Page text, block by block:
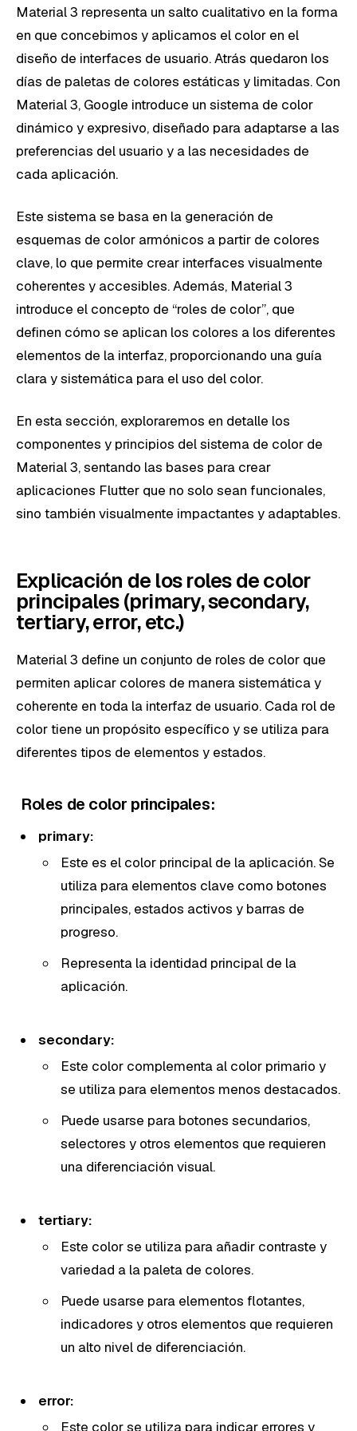
Material 3 representa un salto cualitativo en la forma
en que concebimos y aplicamos el color en el
diseño de interfaces de usuario. Atrás quedaron los
días de paletas de colores estáticas y limitadas. Con
Material 3, Google introduce un sistema de color
dinámico y expresivo, diseñado para adaptarse a las
preferencias del usuario y a las necesidades de
cada aplicación.
Este sistema se basa en la generación de
esquemas de color armónicos a partir de colores
clave, lo que permite crear interfaces visualmente
coherentes y accesibles. Además, Material 3
introduce el concepto de “roles de color”, que
definen cómo se aplican los colores a los diferentes
elementos de la interfaz, proporcionando una guía
clara y sistemática para el uso del color.
En esta sección, exploraremos en detalle los
componentes y principios del sistema de color de
Material 3, sentando las bases para crear
aplicaciones Flutter que no solo sean funcionales,
sino también visualmente impactantes y adaptables.
Explicación de los roles de color
principales (primary, secondary,
tertiary, error, etc.)
Material 3 define un conjunto de roles de color que
permiten aplicar colores de manera sistemática y
coherente en toda la interfaz de usuario. Cada rol de
color tiene un propósito específico y se utiliza para
diferentes tipos de elementos y estados.
Roles de color principales:
primary:
Este es el color principal de la aplicación. Se
utiliza para elementos clave como botones
principales, estados activos y barras de
progreso.
Representa la identidad principal de la
aplicación.
secondary:
Este color complementa al color primario y
se utiliza para elementos menos destacados.
Puede usarse para botones secundarios,
selectores y otros elementos que requieren
una diferenciación visual.
tertiary:
Este color se utiliza para añadir contraste y
variedad a la paleta de colores.
Puede usarse para elementos flotantes,
indicadores y otros elementos que requieren
un alto nivel de diferenciación.
error:
Este color se utiliza para indicar errores y